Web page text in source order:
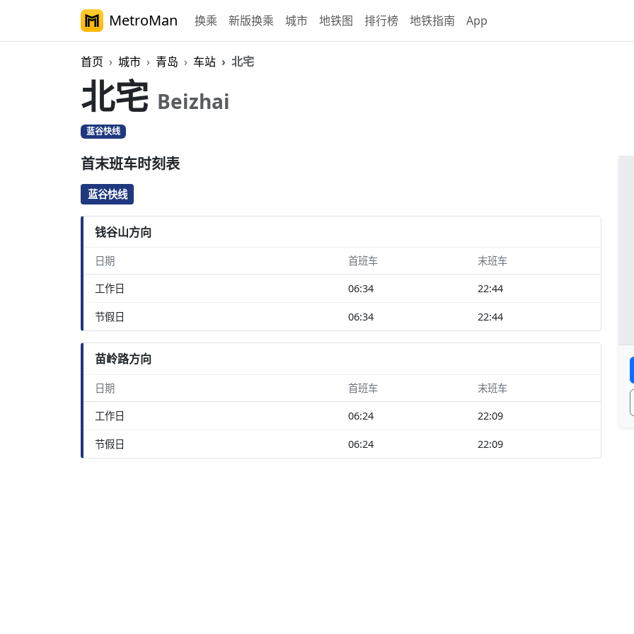
MetroMan 换乘 新版换乘 城市 地铁图 排行榜 地铁指南 App
首页 城市 青岛 车站 北宅
北宅 Beizhai
蓝谷快线
首末班车时刻表
蓝谷快线
钱谷山方向
日期 首班车 末班车
工作日 06:34 22:44
节假日 06:34 22:44
苗岭路方向
日期 首班车 末班车
工作日 06:24 22:09
节假日 06:24 22:09